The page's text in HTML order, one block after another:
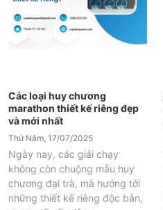
Các loại huy chương
marathon thiết kế riêng đẹp
và mới nhất
Thứ Năm, 17/07/2025
Ngày nay, các giải chạy
không còn chuộng mẫu huy
chương đại trà, mà hướng tới
những thiết kế riêng độc bản,